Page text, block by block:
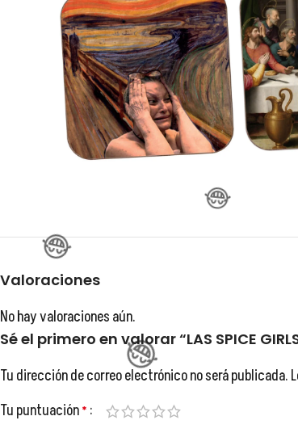
Valoraciones
No hay valoraciones aún.
Sé el primero en valorar “LAS SPICE
Tu dirección de correo electrónico no será publicada.
Tu puntuación*
😂
😂
😂